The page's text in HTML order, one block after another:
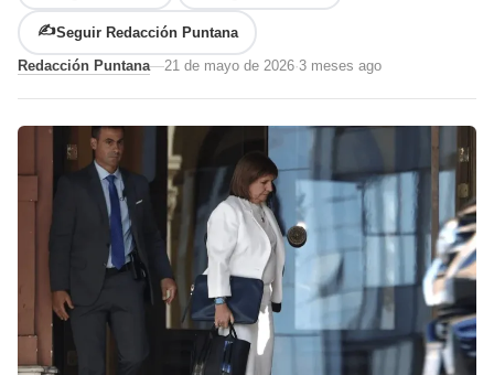
NECOCHEA
ZARATE
PERGAMINO
JUNÍN
BALCARCE
MARCOS PAZ
JOSÉ C. PAZ
✍️Seguir Redacción Puntana
Redacción Puntana—21 de mayo de 2026·3 meses ago